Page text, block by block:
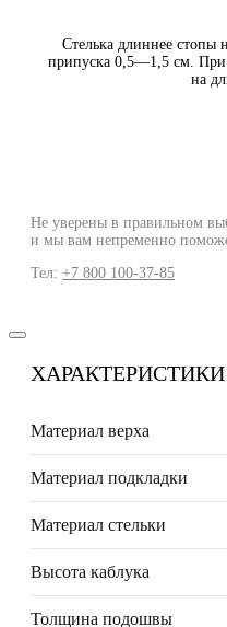
Стелька длиннее стопы
припуска 0,5—1,5 см. При
на
Не уверены в правильном
и мы вам непременно
Тел: +7 800 100-37-85
ХАРАКТЕРИСТИКИ
Материал верха
Материал подкладки
Материал стельки
Высота каблука
Толщина подошвы